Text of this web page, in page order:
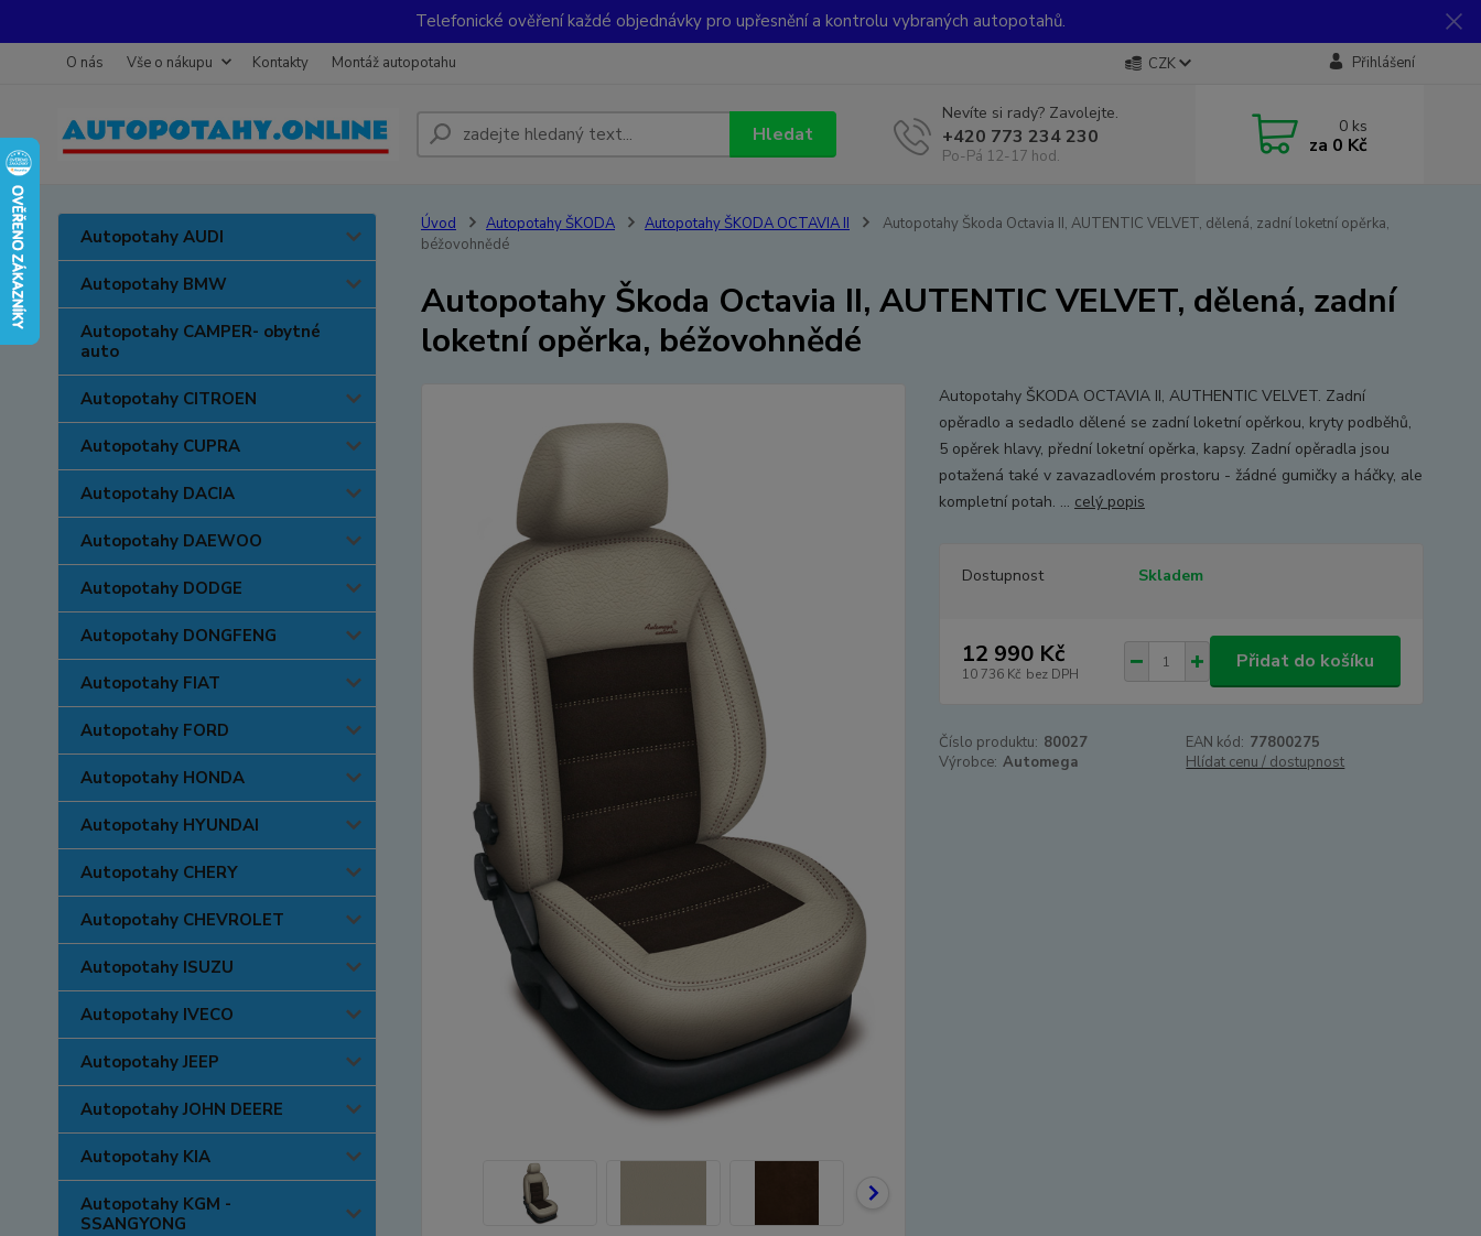
Telefonické ověření každé objednávky pro upřesnění a kontrolu vybraných autopotahů.
O nás Vše o nákupu Kontakty Montáž autopotahu CZK Přihlášení
Hledat
Nevíte si rady? Zavolejte.
+420 773 234 230
Po-Pá 12-17 hod.
0 ks
za 0 Kč
Autopotahy AUDI
Autopotahy BMW
Autopotahy CAMPER- obytné
auto
Autopotahy CITROEN
Autopotahy CUPRA
Autopotahy DACIA
Autopotahy DAEWOO
Autopotahy DODGE
Autopotahy DONGFENG
Autopotahy FIAT
Autopotahy FORD
Autopotahy HONDA
Autopotahy HYUNDAI
Autopotahy CHERY
Autopotahy CHEVROLET
Autopotahy ISUZU
Autopotahy IVECO
Autopotahy JEEP
Autopotahy JOHN DEERE
Autopotahy KIA
Autopotahy KGM -
SSANGYONG
Úvod Autopotahy ŠKODA Autopotahy ŠKODA OCTAVIA II
Autopotahy Škoda Octavia II, AUTENTIC VELVET, dělená, zadní loketní opěrka,
béžovohnědé
Autopotahy Škoda Octavia II, AUTENTIC VELVET, dělená, zadní
loketní opěrka, béžovohnědé
Autopotahy ŠKODA OCTAVIA II, AUTHENTIC VELVET. Zadní
opěradlo a sedadlo dělené se zadní loketní opěrkou, kryty podběhů,
5 opěrek hlavy, přední loketní opěrka, kapsy. Zadní opěradla jsou
potažená také v zavazadlovém prostoru - žádné gumičky a háčky, ale
kompletní potah. ... celý popis
Dostupnost Skladem
12 990 Kč
10 736 Kč bez DPH
Přidat do košíku
Číslo produktu: 80027 EAN kód: 77800275
Výrobce: Automega Hlídat cenu / dostupnost